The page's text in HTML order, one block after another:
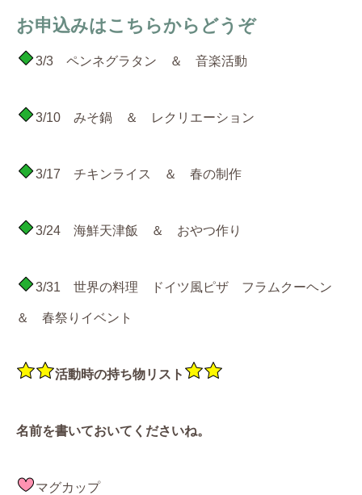
お申込みはこちらからどうぞ
3/3 ペンネグラタン ＆ 音楽活動
3/10 みそ鍋 ＆ レクリエーション
3/17 チキンライス ＆ 春の制作
3/24 海鮮天津飯 ＆ おやつ作り
3/31 世界の料理 ドイツ風ピザ フラムクーヘン
＆ 春祭りイベント
活動時の持ち物リスト
名前を書いておいてくださいね。
マグカップ